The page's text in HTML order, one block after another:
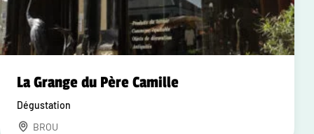
La Grange du Père Camille
Dégustation
BROU